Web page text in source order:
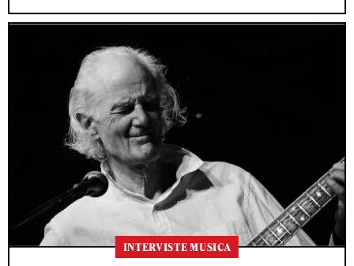
INTERVISTE MUSICA